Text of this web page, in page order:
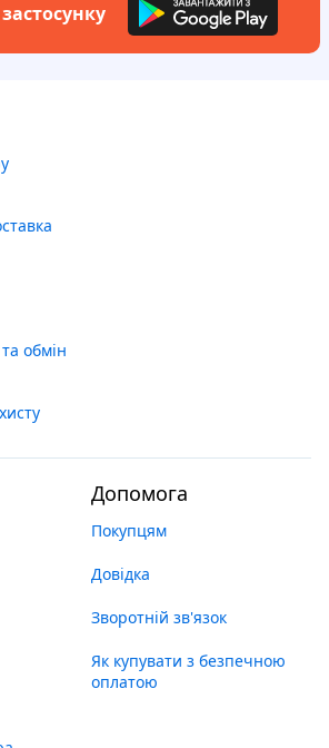
обмін
Допомога
Покупцям
Довідка
Зворотній зв'язок
Як купувати з безпечною
оплатою